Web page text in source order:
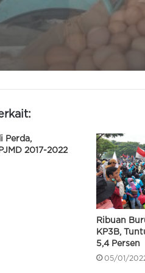
Perda,
2017-2022
Ribuan
KP3B,
5,4 Persen
05/01/